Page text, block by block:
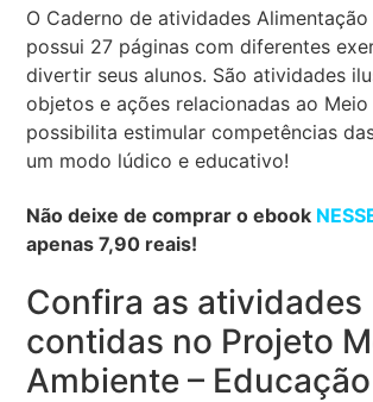
O Caderno de atividades Alimentação
possui 27 páginas com diferentes
divertir seus alunos. São atividades
objetos e ações relacionadas ao
possibilita estimular competências
um modo lúdico e educativo!
Não deixe de comprar o ebook
apenas 7,90 reais!
Confira as atividades
contidas no Projeto
Ambiente –